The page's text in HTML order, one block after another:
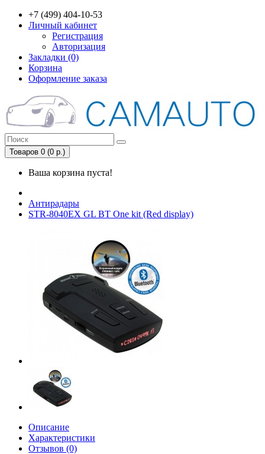
+7 (499) 404-10-53
Личный кабинет
Регистрация
Авторизация
Закладки (0)
Корзина
Оформление заказа
Товаров 0 (0 р.)
Ваша корзина пуста!
Антирадары
STR-8040EX GL BT One kit (Red display)
Описание
Характеристики
Отзывов (0)